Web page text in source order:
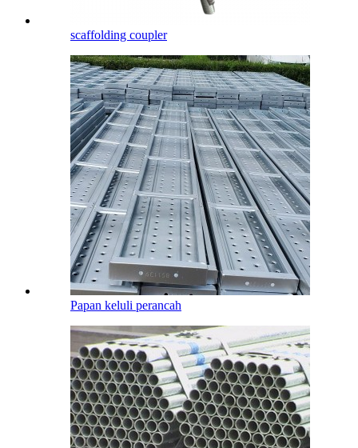
scaffolding coupler
Papan keluli perancah